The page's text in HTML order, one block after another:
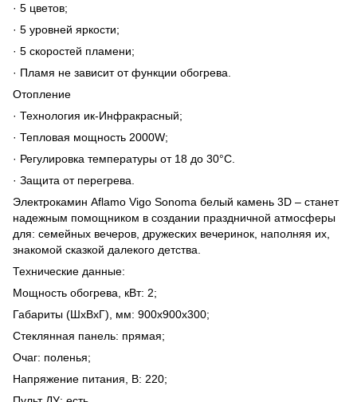
· 5 цветов;
· 5 уровней яркости;
· 5 скоростей пламени;
· Пламя не зависит от функции обогрева.
Отопление
· Технология ик-Инфракрасный;
· Тепловая мощность 2000W;
· Регулировка температуры от 18 до 30°C.
· Защита от перегрева.
Электрокамин Aflamo Vigo Sonoma белый камень 3D – станет
надежным помощником в создании праздничной атмосферы
для: семейных вечеров, дружеских вечеринок, наполняя их,
знакомой сказкой далекого детства.
Технические данные:
Мощность обогрева, кВт: 2;
Габариты (ШхВхГ), мм: 900х900х300;
Стеклянная панель: прямая;
Очаг: поленья;
Напряжение питания, В: 220;